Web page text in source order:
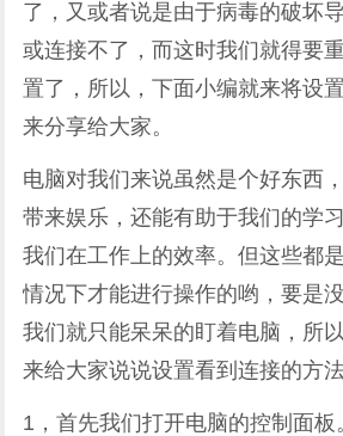
了，又或者说是由于病毒的破坏
或连接不了，而这时我们就得要
置了，所以，下面小编就来将设
来分享给大家。
电脑对我们来说虽然是个好东西
带来娱乐，还能有助于我们的学
我们在工作上的效率。但这些都
情况下才能进行操作的哟，要是
我们就只能呆呆的盯着电脑，所
来给大家说说设置看到连接的方法
1，首先我们打开电脑的控制面板